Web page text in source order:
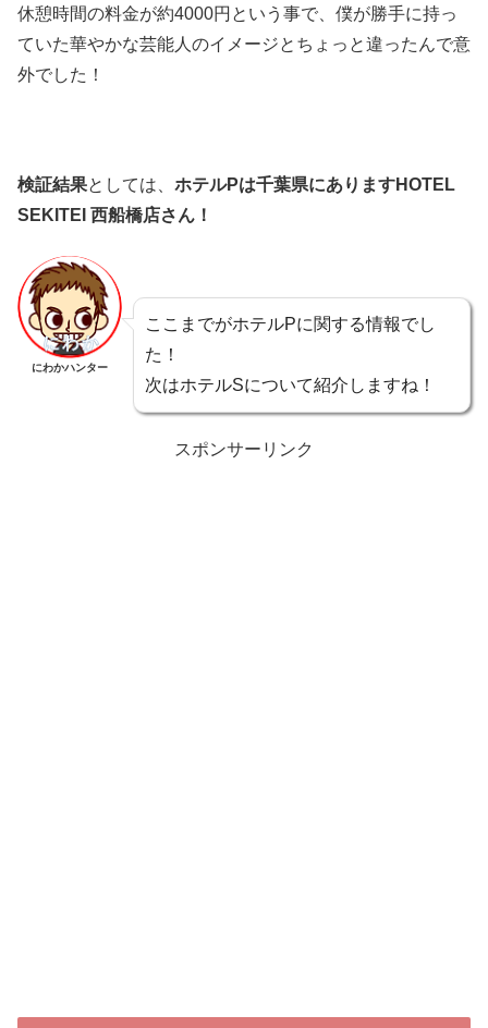
休憩時間の料金が約4000円という事で、僕が勝手に持っ
ていた華やかな芸能人のイメージとちょっと違ったんで意
外でした！
検証結果としては、 ホテルPは千葉県にありますHOTEL
SEKITEI 西船橋店さん！
にわかハンター
ここまでがホテルPに関する情報でし
た！
次はホテルSについて紹介しますね！
スポンサーリンク